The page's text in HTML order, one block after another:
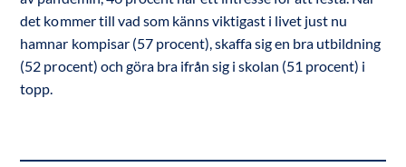
det kommer till vad som känns viktigast i livet just nu
hamnar kompisar (57 procent), skaffa sig en bra utbildning
(52 procent) och göra bra ifrån sig i skolan (51 procent) i
topp.